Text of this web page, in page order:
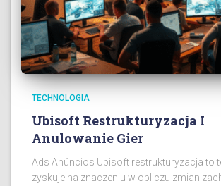
TECHNOLOGIA
Ubisoft Restrukturyzacja I
Anulowanie Gier
Ads Anúncios Ubisoft restrukturyzacja to
zyskuje na znaczeniu w obliczu zmian